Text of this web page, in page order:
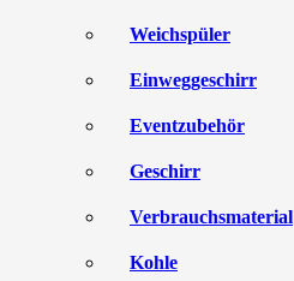
Weichspüler
Einweggeschirr
Eventzubehör
Geschirr
Verbrauchsmaterial
Kohle